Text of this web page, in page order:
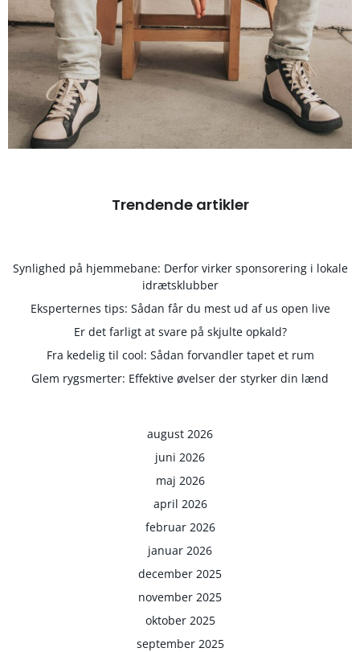
Trendende artikler
Synlighed på hjemmebane: Derfor virker sponsorering i lokale
idrætsklubber
Eksperternes tips: Sådan får du mest ud af us open live
Er det farligt at svare på skjulte opkald?
Fra kedelig til cool: Sådan forvandler tapet et rum
Glem rygsmerter: Effektive øvelser der styrker din lænd
august 2026
juni 2026
maj 2026
april 2026
februar 2026
januar 2026
december 2025
november 2025
oktober 2025
september 2025